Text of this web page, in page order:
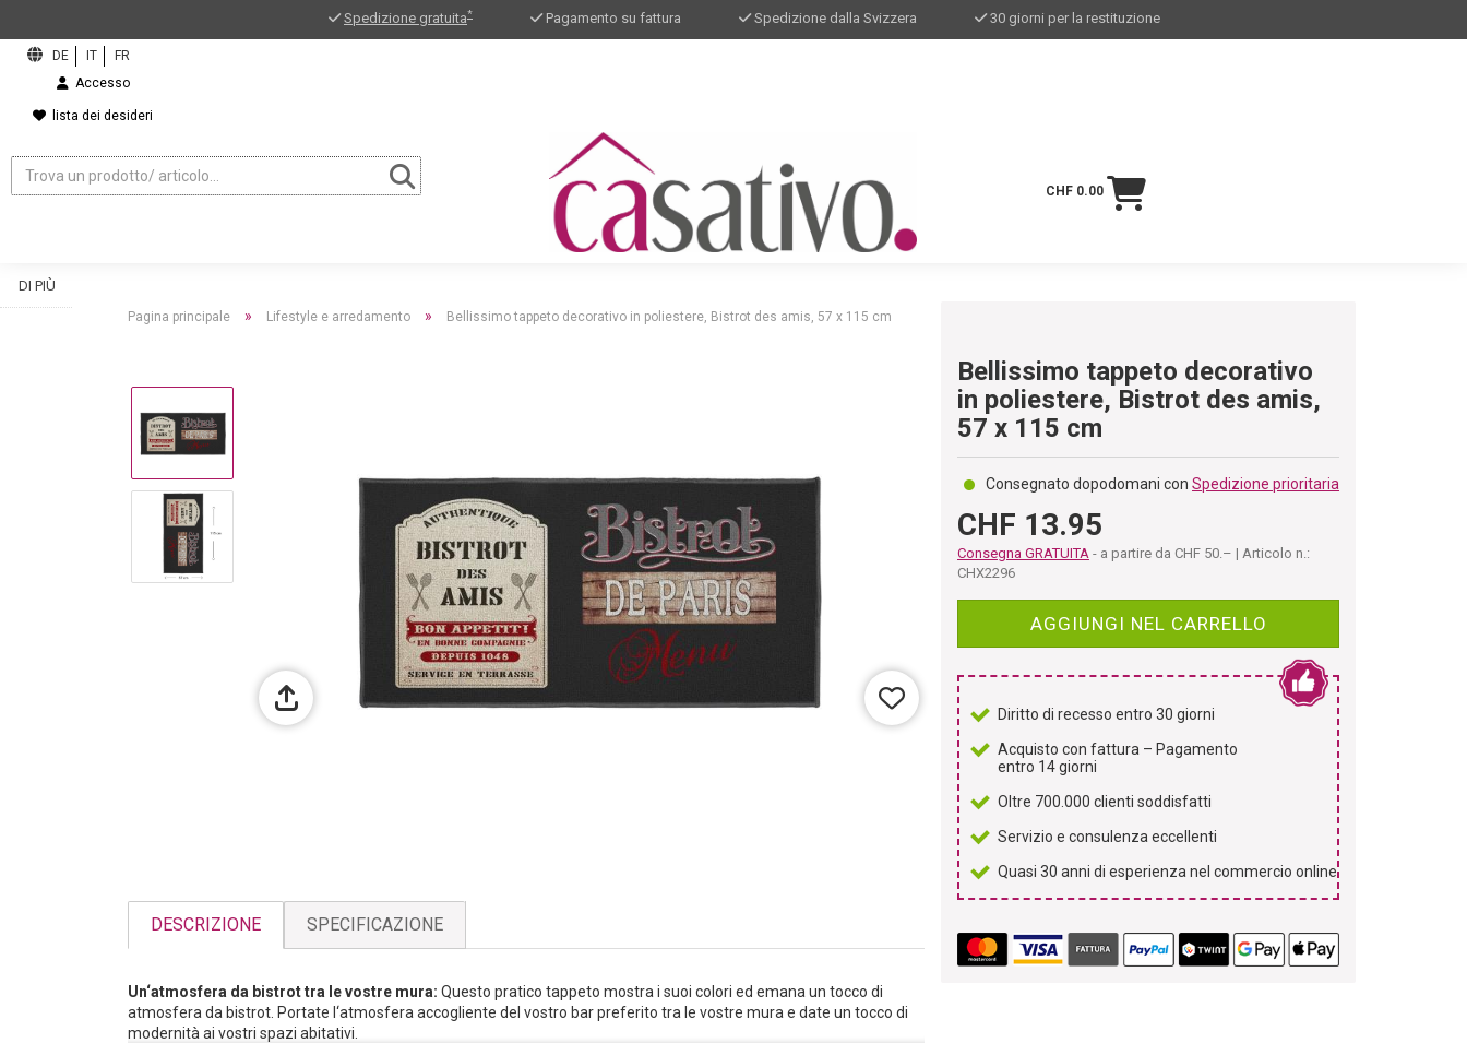
Spedizione gratuita* Pagamento su fattura Spedizione dalla Svizzera 30 giorni per la restituzione
Accesso
lista dei desideri
CHF 0.00
DI PIÙ
Pagina principale » Lifestyle e arredamento » Bellissimo tappeto decorativo in poliestere, Bistrot des amis, 57 x 115 cm
Bellissimo tappeto decorativo
in poliestere, Bistrot des amis,
57 x 115 cm
Consegnato dopodomani conSpedizione prioritaria
CHF 13.95
Consegna GRATUITA - a partire da CHF 50.– | Articolo n.:
CHX2296
AGGIUNGI NEL CARRELLO
Diritto di recesso entro 30 giorni
Acquisto con fattura – Pagamento
entro 14 giorni
Oltre 700.000 clienti soddisfatti
Servizio e consulenza eccellenti
Quasi 30 anni di esperienza nel commercio online
DESCRIZIONE SPECIFICAZIONE
Un‘atmosfera da bistrot tra le vostre mura: Questo pratico tappeto mostra i suoi colori ed emana un tocco di
atmosfera da bistrot. Portate l‘atmosfera accogliente del vostro bar preferito tra le vostre mura e date un tocco di
modernità ai vostri spazi abitativi.